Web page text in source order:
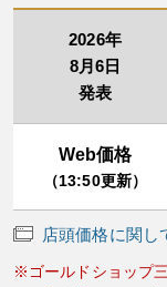
2026年
8月6日
発表
Web価格
（13:50更新）
店頭価格に関し
ゴールドショップ